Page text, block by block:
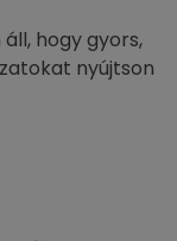
hogy gyors,
nyújtson